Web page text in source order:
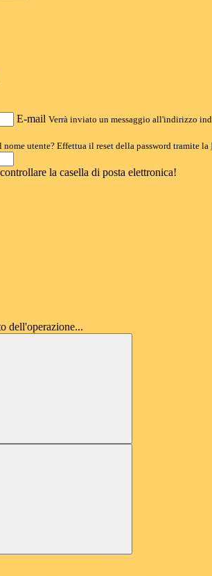
E-mail Verrà inviato un messaggio all'indirizzo
nome utente? Effettua il reset della password tramite la
la casella di posta elettronica!
dell'operazione...